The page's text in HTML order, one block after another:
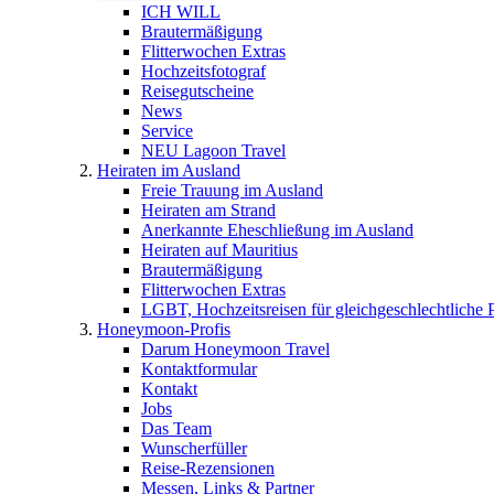
ICH WILL
Brautermäßigung
Flitterwochen Extras
Hochzeitsfotograf
Reisegutscheine
News
Service
NEU Lagoon Travel
Heiraten im Ausland
Freie Trauung im Ausland
Heiraten am Strand
Anerkannte Eheschließung im Ausland
Heiraten auf Mauritius
Brautermäßigung
Flitterwochen Extras
LGBT, Hochzeitsreisen für gleichgeschlechtliche
Honeymoon-Profis
Darum Honeymoon Travel
Kontaktformular
Kontakt
Jobs
Das Team
Wunscherfüller
Reise-Rezensionen
Messen, Links & Partner